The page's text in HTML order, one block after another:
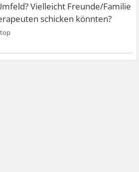
Vielleicht Freunde/Familie
schicken könnten?